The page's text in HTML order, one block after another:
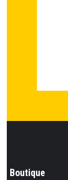
Boutique